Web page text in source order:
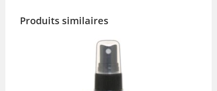
Produits similaires